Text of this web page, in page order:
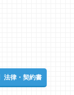
法律・契約書